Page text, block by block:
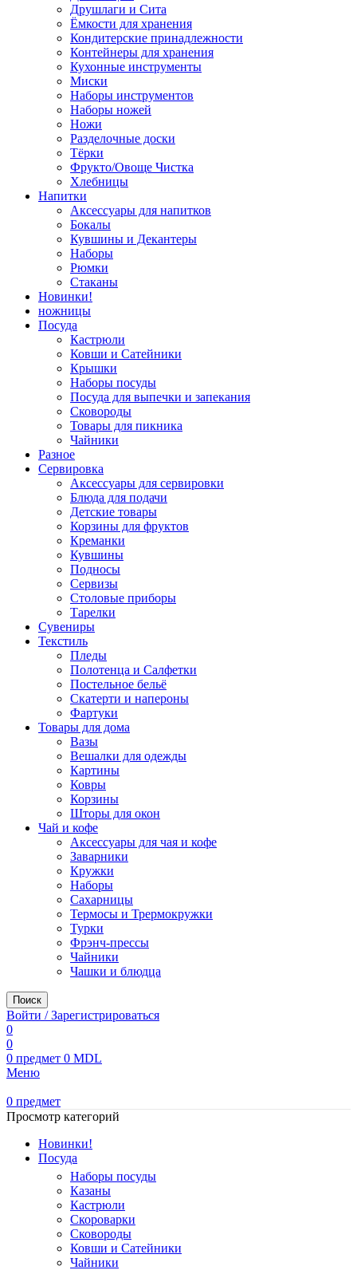
Друшлаги и Сита
Ёмкости для хранения
Кондитерские принадлежности
Контейнеры для хранения
Кухонные инструменты
Миски
Наборы инструментов
Наборы ножей
Ножи
Разделочные доски
Тёрки
Фрукто/Овоще Чистка
Хлебницы
Напитки
Аксессуары для напитков
Бокалы
Кувшины и Декантеры
Наборы
Рюмки
Стаканы
Новинки!
ножницы
Посуда
Кастрюли
Ковши и Сатейники
Крышки
Наборы посуды
Посуда для выпечки и запекания
Сковороды
Товары для пикника
Чайники
Разное
Сервировка
Аксессуары для сервировки
Блюда для подачи
Детские товары
Корзины для фруктов
Креманки
Кувшины
Подносы
Сервизы
Столовые приборы
Тарелки
Сувениры
Текстиль
Пледы
Полотенца и Салфетки
Постельное бельё
Скатерти и напероны
Фартуки
Товары для дома
Вазы
Вешалки для одежды
Картины
Ковры
Корзины
Шторы для окон
Чай и кофе
Аксессуары для чая и кофе
Заварники
Кружки
Наборы
Сахарницы
Термосы и Трермокружки
Турки
Фрэнч-прессы
Чайники
Чашки и блюдца
Поиск
Войти / Зарегистрироваться
0
0
0 предмет 0 MDL
Меню
0 предмет
Просмотр категорий
Новинки!
Посуда
Наборы посуды
Казаны
Кастрюли
Скороварки
Сковороды
Ковши и Сатейники
Чайники